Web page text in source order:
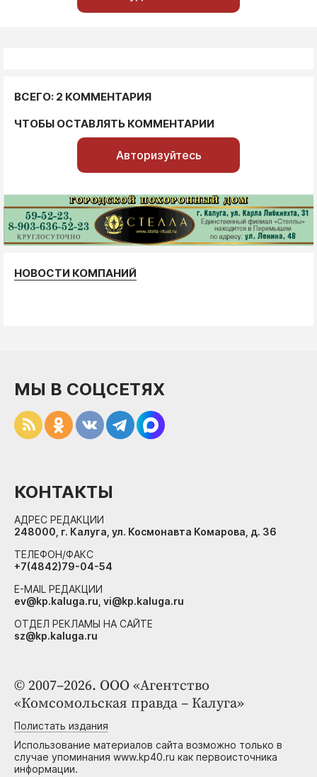
ВСЕГО: 2 КОММЕНТАРИЯ
ЧТОБЫ ОСТАВЛЯТЬ КОММЕНТАРИИ
Авторизуйтесь
НОВОСТИ КОМПАНИЙ
© 2007–2026. ООО «Агентство
«Комсомольская правда – Калуга»
Полистать издания
Использование материалов сайта возможно только в
случае упоминания www.kp40.ru как первоисточника
информации.
МЫ В СОЦСЕТЯХ
КОНТАКТЫ
АДРЕС РЕДАКЦИИ
248000, г. Калуга, ул. Космонавта Комарова, д. 36
ТЕЛЕФОН/ФАКС
+7(4842)79-04-54
E-MAIL РЕДАКЦИИ
ev@kp.kaluga.ru, vi@kp.kaluga.ru
ОТДЕЛ РЕКЛАМЫ НА САЙТЕ
sz@kp.kaluga.ru